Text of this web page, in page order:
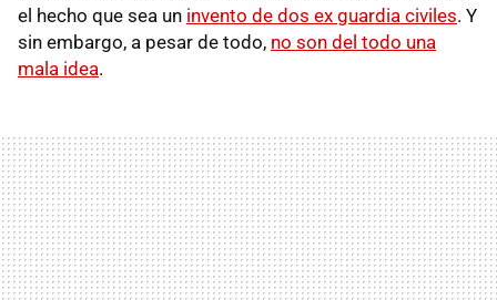
el hecho que sea un invento de dos ex guardia civiles. Y
sin embargo, a pesar de todo, no son del todo una
mala idea.